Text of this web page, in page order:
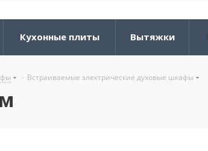
Кухонные плиты Вытяжки
- Встраиваемые электрические духовые шкафы